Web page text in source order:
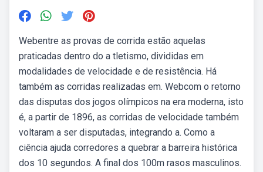
Webentre as provas de corrida estão aquelas
praticadas dentro do a tletismo, divididas em
modalidades de velocidade e de resistência. Há
também as corridas realizadas em. Webcom o retorno
das disputas dos jogos olímpicos na era moderna, isto
é, a partir de 1896, as corridas de velocidade também
voltaram a ser disputadas, integrando a. Como a
ciência ajuda corredores a quebrar a barreira histórica
dos 10 segundos. A final dos 100m rasos masculinos.